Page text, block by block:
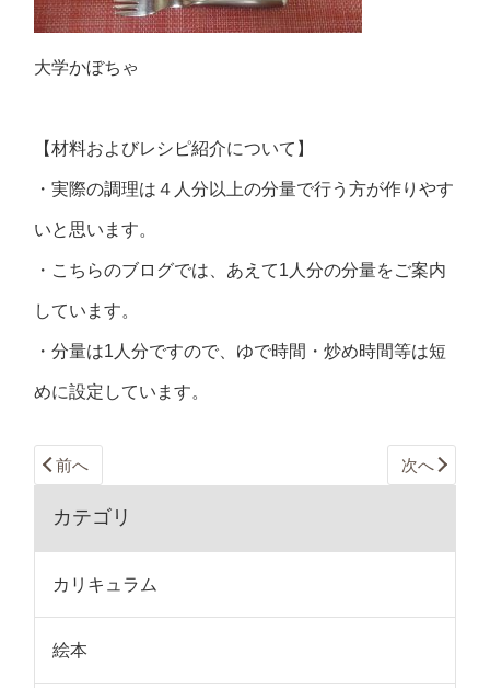
大学かぼちゃ
【材料およびレシピ紹介について】
・実際の調理は４人分以上の分量で行う方が作りやす
いと思います。
・こちらのブログでは、あえて1人分の分量をご案内
しています。
・分量は1人分ですので、ゆで時間・炒め時間等は短
めに設定しています。
前へ 次へ
カテゴリ
カリキュラム
絵本